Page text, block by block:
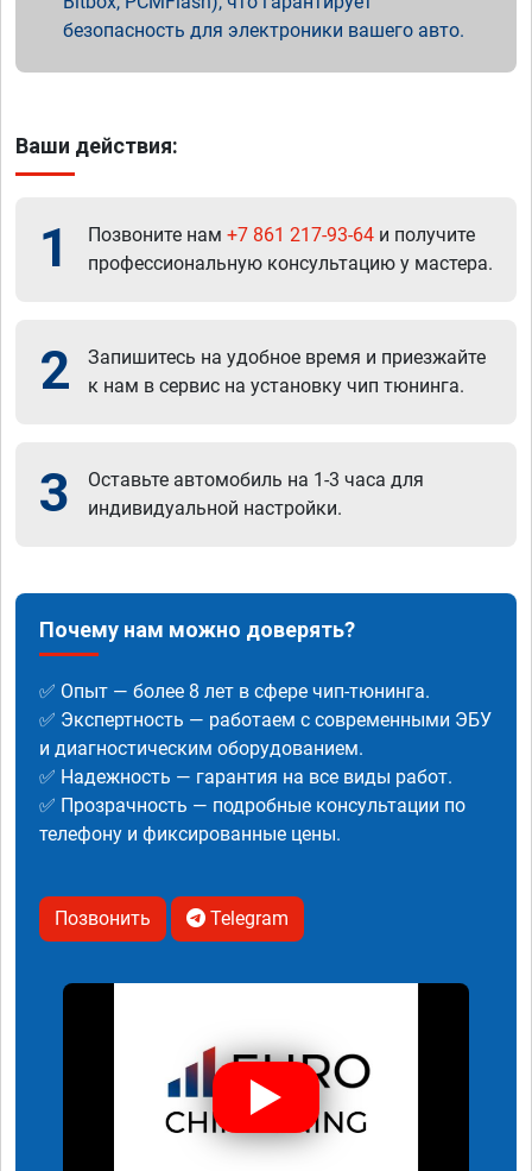
безопасность для электроники вашего авто.
Ваши действия:
1 Позвоните нам +7 861 217-93-64 и получите
профессиональную консультацию у мастера.
2
Запишитесь на удобное время и приезжайте
к нам в сервис на установку чип тюнинга.
3
Оставьте автомобиль на 1-3 часа для
индивидуальной настройки.
Почему нам можно доверять?
✅ Опыт — более 8 лет в сфере чип-тюнинга.
✅ Экспертность — работаем с современными ЭБУ
и диагностическим оборудованием.
✅ Надежность — гарантия на все виды работ.
✅ Прозрачность — подробные консультации по
телефону и фиксированные цены.
Позвонить Telegram